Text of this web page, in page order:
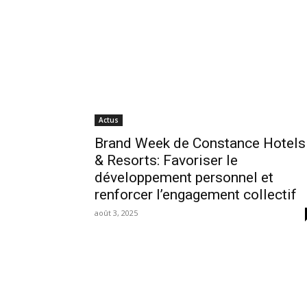
Actus
Brand Week de Constance Hotels
& Resorts: Favoriser le
développement personnel et
renforcer l’engagement collectif
août 3, 2025